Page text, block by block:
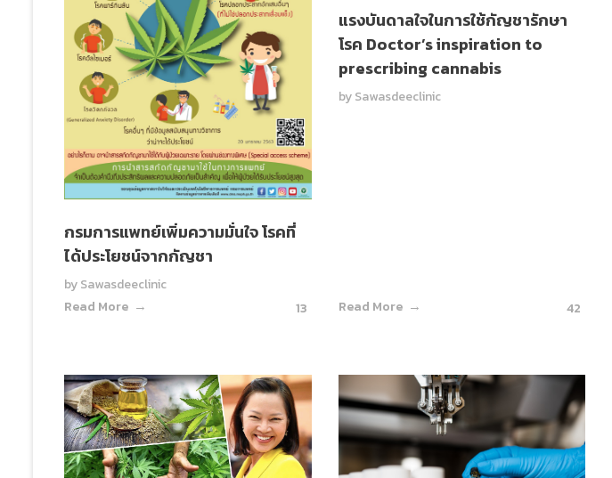
กรมการแพทย์เพิ่มความมั่นใจ โรคที่
ได้ประโยชน์จากกัญชา
bySawasdeeclinic
Read More
13
แรงบันดาลใจในการใช้กัญชารักษา
โรค Doctor’s inspiration to
prescribing cannabis
by Sawasdeeclinic
Read More 42